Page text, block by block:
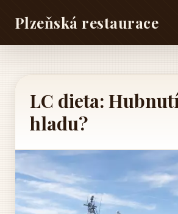
Plzeňská restaurace
LC dieta:
hladu?